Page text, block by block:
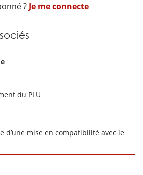
? Je me connecte
du PLU
d’une mise en compatibilité avec le